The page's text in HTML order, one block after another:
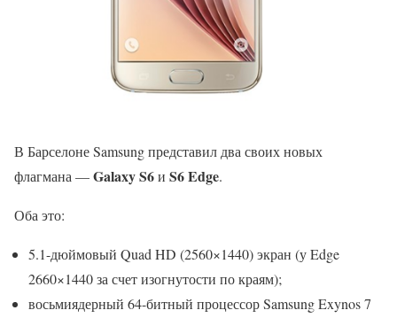
В Барселоне Samsung представил два своих новых
флагмана —Galaxy S6и S6 Edge.
Оба это:
5.1-дюймовый Quad HD (2560×1440) экран (у Edge
2660×1440 за счет изогнутости по краям);
восьмиядерный 64-битный процессор Samsung Exynos 7